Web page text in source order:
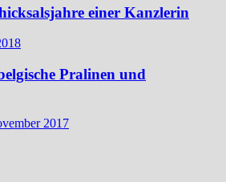
einer Kanzlerin
Pralinen und
2017